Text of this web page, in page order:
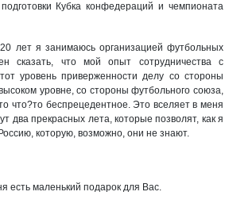
Кубка конфедераций и чемпионата
лет я занимаюсь организацией футбольных
сказать, что мой опыт сотрудничества с
уровень приверженности делу со стороны
уровне, со стороны футбольного союза,
что?то беспрецедентное. Это вселяет в меня
два прекрасных лета, которые позволят, как я
которую, возможно, они не знают.
есть маленький подарок для Вас.